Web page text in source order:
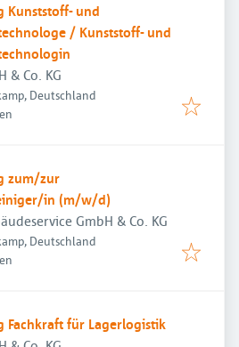
Kunststoff- und
/ Kunststoff- und
& Co. KG
Deutschland
:
zum/zur
in (m/w/d)
GmbH & Co. KG
Deutschland
:
Fachkraft für Lagerlogistik